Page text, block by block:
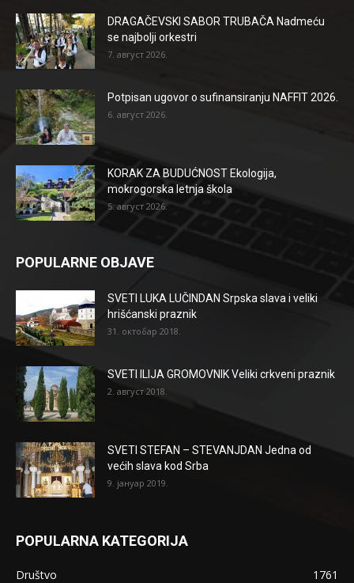
DRAGAČEVSKI SABOR TRUBAČA Nadmeću
se najbolji orkestri
7. август 2026.
Potpisan ugovor o sufinansiranju NAFFIT 2026.
6. август 2026.
KORAK ZA BUDUĆNOST Ekologija,
mokrogorska letnja škola
5. август 2026.
POPULARNE OBJAVE
SVETI LUKA LUČINDAN Srpska slava i veliki
hrišćanski praznik
31. октобар 2018.
SVETI ILIJA GROMOVNIK Veliki crkveni praznik
2. август 2018.
SVETI STEFAN – STEVANJDAN Jedna od
većih slava kod Srba
9. јануар 2019.
POPULARNA KATEGORIJA
Društvo
1761